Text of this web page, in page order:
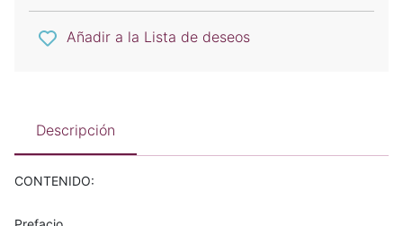
Añadir a la Lista de deseos
Descripción
CONTENIDO: